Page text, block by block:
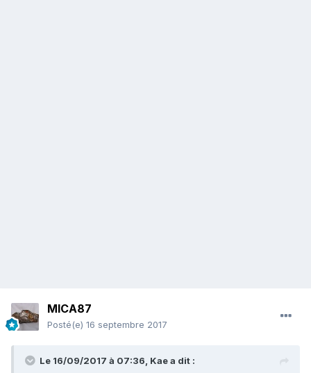
MICA87
Posté(e) 16 septembre 2017
Le 16/09/2017 à 07:36, Kaea dit :